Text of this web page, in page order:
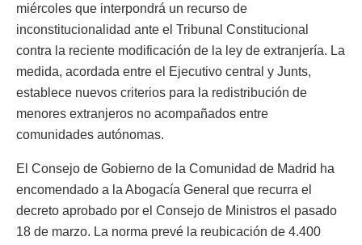
miércoles que interpondrá un recurso de
inconstitucionalidad ante el Tribunal Constitucional
contra la reciente modificación de la ley de extranjería. La
medida, acordada entre el Ejecutivo central y Junts,
establece nuevos criterios para la redistribución de
menores extranjeros no acompañados entre
comunidades autónomas.
El Consejo de Gobierno de la Comunidad de Madrid ha
encomendado a la Abogacía General que recurra el
decreto aprobado por el Consejo de Ministros el pasado
18 de marzo. La norma prevé la reubicación de 4.400